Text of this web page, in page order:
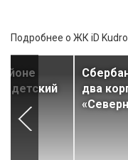
Подробнее о ЖК iD
детский
два